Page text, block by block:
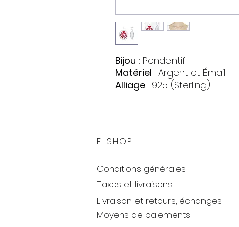
Bijou : Pendentif
Matériel : Argent et Émail
Alliage : 925 (Sterling)
E-SHOP
Conditions générales
Taxes et livraisons
Livraison et retours, échanges
Moyens de paiements